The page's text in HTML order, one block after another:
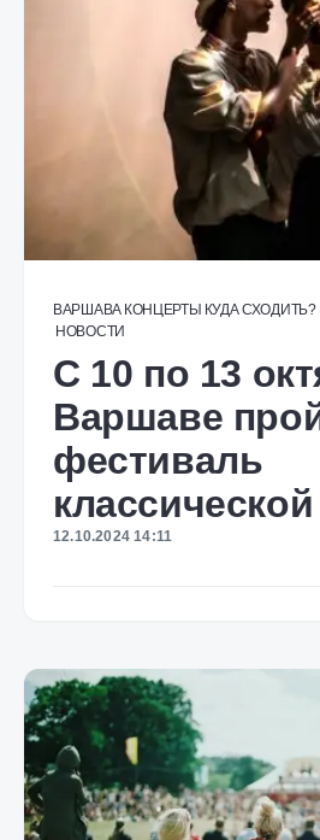
ВАРШАВА КОНЦЕРТЫ КУДА СХОДИТЬ?
НОВОСТИ
С 10 по 13
Варшаве
фестиваль
12.10.2024 14:11